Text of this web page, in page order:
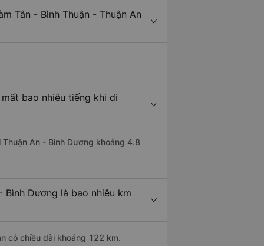
Tân - Bình Thuận - Thuận An
bao nhiêu tiếng khi di
An - Bình Dương khoảng 4.8
Bình Dương là bao nhiêu km
có chiều dài khoảng 122 km.